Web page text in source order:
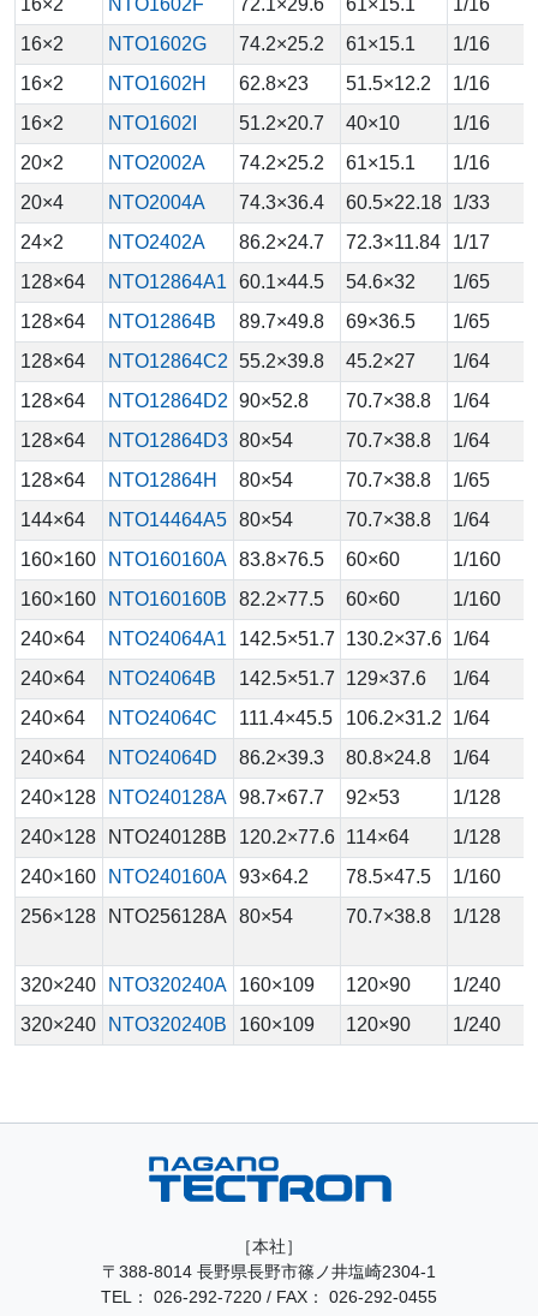
16×2
NTO1602F 72.1×29.6 61×15.1
1/16
16×2
NTO1602G 74.2×25.2 61×15.1
1/16
16×2
NTO1602H 62.8×23 51.5×12.2
1/16
16×2
NTO1602I 51.2×20.7 40×10
1/16
20×2
NTO2002A 74.2×25.2 61×15.1
1/16
20×4
NTO2004A 74.3×36.4 60.5×22.18 1/33
24×2
NTO2402A 86.2×24.7 72.3×11.84
1/17
128×64
NTO12864A1 60.1×44.5 54.6×32
1/65
128×64
NTO12864B 89.7×49.8 69×36.5
1/65
128×64
NTO12864C2 55.2×39.8 45.2×27
1/64
128×64
NTO12864D2 90×52.8 70.7×38.8
1/64
128×64
NTO12864D3 80×54 70.7×38.8
1/64
128×64
NTO12864H 80×54 70.7×38.8
1/65
144×64
NTO14464A5 80×54 70.7×38.8
1/64
160×160
NTO160160A 83.8×76.5 60×60
1/160
160×160
NTO160160B 82.2×77.5 60×60
1/160
240×64
NTO24064A1 142.5×51.7 130.2×37.6 1/64
240×64
NTO24064B 142.5×51.7 129×37.6
1/64
240×64
NTO24064C 111.4×45.5 106.2×31.2
1/64
240×64
NTO24064D 86.2×39.3 80.8×24.8
1/64
240×128
NTO240128A 98.7×67.7 92×53
1/128
240×128
NTO240128B 120.2×77.6 114×64
1/128
240×160
NTO240160A 93×64.2 78.5×47.5
1/160
256×128
NTO256128A 80×54 70.7×38.8 1/128
320×240 NTO320240A 160×109 120×90
1/240
320×240
NTO320240B 160×109 120×90 1/240
［本社］
〒388-8014 長野県長野市篠ノ井塩崎2304-1
TEL： 026-292-7220 / FAX： 026-292-0455